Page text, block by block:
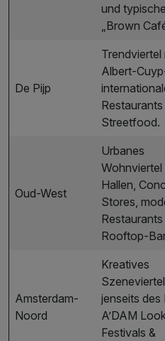
und
„Brown
De Pijp
Trendviertel
Albert-
Streetfood.
Oud-West
Urbanes
Wohnviertel
Hallen,
Stores,
Rooftop-
Amsterdam-
Noord
Kreatives
Szeneviertel
jenseits des
A’DAM
Festivals &